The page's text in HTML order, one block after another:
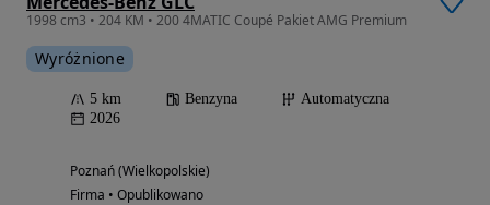
1998 cm3 • 204 KM • 200 4MATIC Coupé Pakiet AMG Premium
Wyróżnione
5 km Benzyna
Automatyczna
2026
Poznań (Wielkopolskie)
Firma • Opublikowano